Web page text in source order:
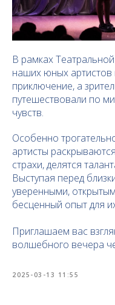
В рамках
наших юных артистов
приключение, а
путешествовали по
чувств.
Особенно
артисты
страхи, делятся
Выступая перед
уверенными,
бесценный опыт для
Приглашаем вас
волшебного вечера
2025-03-13 11:55